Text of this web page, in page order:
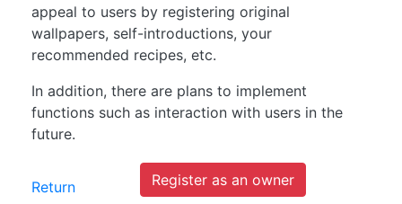
appeal to users by registering original
wallpapers, self-introductions, your
recommended recipes, etc.
In addition, there are plans to implement
functions such as interaction with users in the
future.
Return Register as an owner